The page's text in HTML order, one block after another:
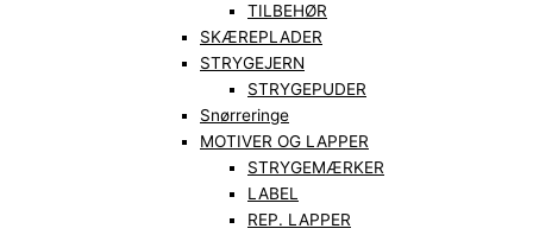
TILBEHØR
SKÆREPLADER
STRYGEJERN
STRYGEPUDER
Snørreringe
MOTIVER OG LAPPER
STRYGEMÆRKER
LABEL
REP. LAPPER